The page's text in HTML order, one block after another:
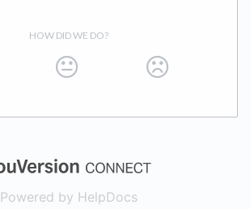
HOW DID WE DO?
(opens in a
Powered by HelpDocs